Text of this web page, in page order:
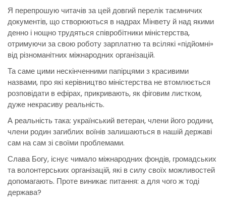
Я перепрошую читачів за цей довгий перелік таємничих
документів, що створюються в надрах Мінвету й над якими
денно і нощно трудяться співробітники міністерства,
отримуючи за свою роботу зарплатню та всілякі «підйомні»
від різноманітних міжнародних організацій.
Та саме цими нескінченними папірцями з красивими
назвами, про які керівництво міністерства не втомлюється
розповідати в ефірах, прикривають, як фіговим листком,
дуже некрасиву реальність.
А реальність така: український ветеран, члени його родини,
члени родин загиблих воїнів залишаються в нашій державі
сам на сам зі своїми проблемами.
Слава Богу, існує чимало міжнародних фондів, громадських
та волонтерських організацій, які в силу своїх можливостей
допомагають. Проте виникає питання: а для чого ж тоді
держава?